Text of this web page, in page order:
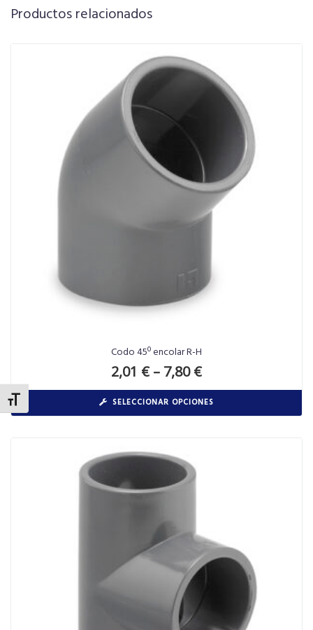
ALTERNAR TAMAÑO DE LETRA
Productos relacionados
Codo 45º encolar R-H
2,01 €– 7,80€
SELECCIONAR OPCIONES